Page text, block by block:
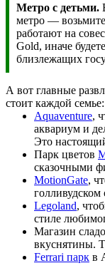
Метро с детьми.
метро —
работают на
Gold, иначе
близлежащих
А вот главные
стоит каждой семье:
Аquaventure,
аквариум и
Это
Парк цветов
сказочными
МotionGate,
голливудском
Legoland,
стиле
Магазин
вкуснятины.
Ferrari парк в